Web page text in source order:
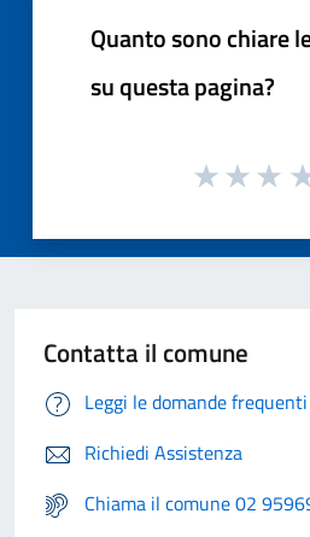
Quanto sono chiare
su questa pagina?
Contatta il comune
Leggi le domande frequenti
Richiedi Assistenza
Chiama il comune 02